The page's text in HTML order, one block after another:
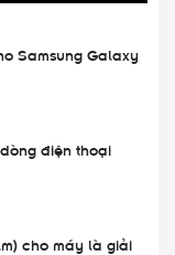
Samsung Galaxy
điện thoại
cho máy là giải